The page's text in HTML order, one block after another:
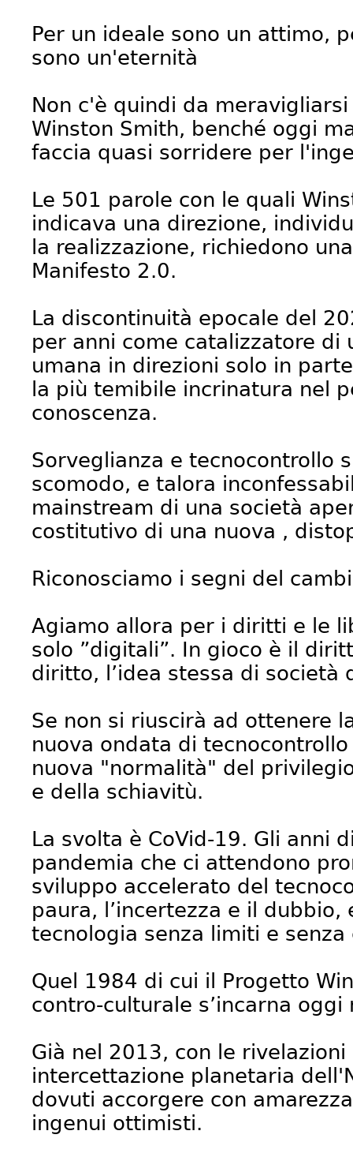
Per un ideale sono un attimo,
sono un'eternità
Non c'è quindi da
Winston Smith, benché oggi
faccia quasi sorridere per
Le 501 parole con le quali
indicava una direzione,
la realizzazione, richiedono
Manifesto 2.0.
La discontinuità epocale del
per anni come catalizzatore di
umana in direzioni solo in
la più temibile incrinatura nel
conoscenza.
Sorveglianza e tecnocontrollo
scomodo, e talora
mainstream di una società
costitutivo di una nuova ,
Riconosciamo i segni del
Agiamo allora per i diritti e le
solo ”digitali”. In gioco è il
diritto, l’idea stessa di società
Se non si riuscirà ad ottenere
nuova ondata di
nuova "normalità" del
e della schiavitù.
La svolta è CoVid-19. Gli anni
pandemia che ci attendono
sviluppo accelerato del
paura, l’incertezza e il
tecnologia senza limiti e senza
Quel 1984 di cui il Progetto
contro-culturale s’incarna
Già nel 2013, con le
intercettazione planetaria
dovuti accorgere con
ingenui ottimisti.